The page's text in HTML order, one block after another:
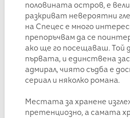
половината остров, е
разкриват невероятни
на Спецес е много
препоръчвам да се
ако ще го посещаваш. Той
първата, и единствена
адмирал, чиято съдба е
сериал и няколко романа.
Местата за хранене
претенциозно, а самата